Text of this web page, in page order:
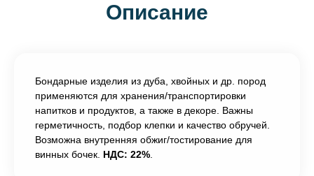
Описание
Бондарные изделия из дуба, хвойных и др. пород
применяются для хранения/транспортировки
напитков и продуктов, а также в декоре. Важны
герметичность, подбор клепки и качество обручей.
Возможна внутренняя обжиг/тостирование для
винных бочек. НДС: 22%